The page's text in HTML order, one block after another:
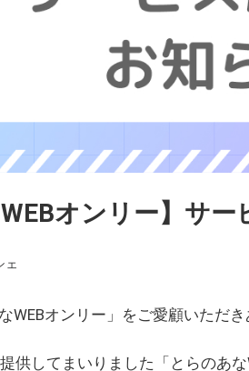
WEBオンリー】サ
ェ
WEBオンリー」をご愛顧いただき
供してまいりました「とらのあ